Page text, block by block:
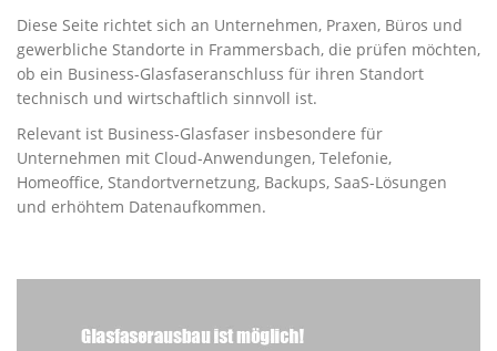
Diese Seite richtet sich an Unternehmen, Praxen, Büros und
gewerbliche Standorte in Frammersbach, die prüfen möchten,
ob ein Business-Glasfaseranschluss für ihren Standort
technisch und wirtschaftlich sinnvoll ist.
Relevant ist Business-Glasfaser insbesondere für
Unternehmen mit Cloud-Anwendungen, Telefonie,
Homeoffice, Standortvernetzung, Backups, SaaS-Lösungen
und erhöhtem Datenaufkommen.